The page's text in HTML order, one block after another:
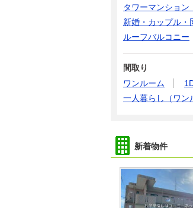
タワーマンション
新婚・カップル・
ルーフバルコニー
間取り
ワンルーム
一人暮らし（ワン
新着物件